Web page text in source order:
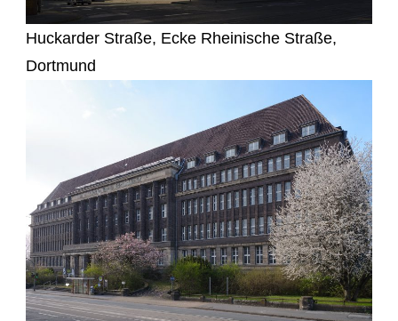
Huckarder Straße, Ecke Rheinische Straße,
Dortmund